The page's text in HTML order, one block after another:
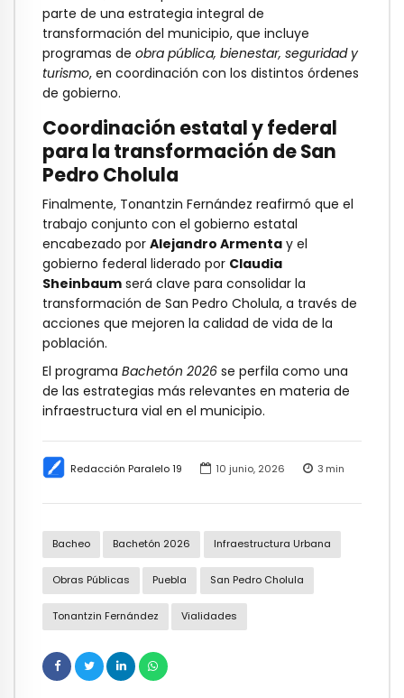
Redacción Paralelo 19 10 junio, 2026 3 min
Bacheo Bachetón 2026 Infraestructura Urbana
Obras Públicas Puebla San Pedro Cholula
Tonantzin Fernández Vialidades
parte de una estrategia integral de
transformación del municipio, que incluye
programas de obra pública, bienestar, seguridad y
turismo, en coordinación con los distintos órdenes
de gobierno.
Coordinación estatal y federal
para la transformación de San
Pedro Cholula
Finalmente, Tonantzin Fernández reafirmó que el
trabajo conjunto con el gobierno estatal
encabezado por Alejandro Armenta y el
gobierno federal liderado por Claudia
Sheinbaum será clave para consolidar la
transformación de San Pedro Cholula, a través de
acciones que mejoren la calidad de vida de la
población.
El programa Bachetón 2026 se perfila como una
de las estrategias más relevantes en materia de
infraestructura vial en el municipio.